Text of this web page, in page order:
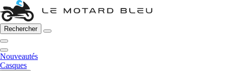
Rechercher
Nouveautés
Casques